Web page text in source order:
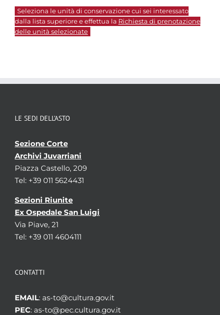
Seleziona le unità di conservazione cui sei interessato
dalla lista superiore e effettua la Richiesta di prenotazione
delle unità selezionate
LE SEDI DELL’ASTO
Sezione Corte
Archivi Juvarriani
Piazza Castello, 209
Tel: +39 011 5624431
Sezioni Riunite
Ex Ospedale San Luigi
Via Piave, 21
Tel: +39 011 4604111
CONTATTI
EMAIL: as-to@cultura.gov.it
PEC: as-to@pec.cultura.gov.it